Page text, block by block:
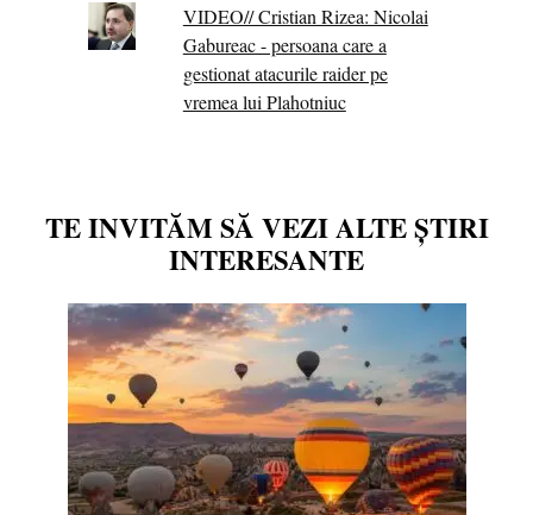
VIDEO// Cristian Rizea: Nicolai
Gabureac - persoana care a
gestionat atacurile raider pe
vremea lui Plahotniuc
TE INVITĂM SĂ VEZI ALTE ȘTIRI
INTERESANTE